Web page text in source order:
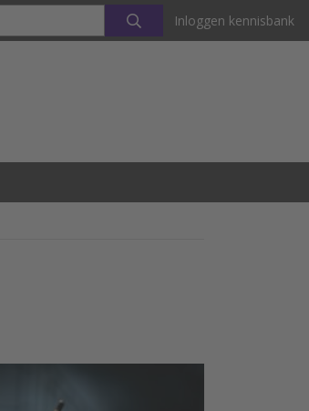
Inloggen kennisbank